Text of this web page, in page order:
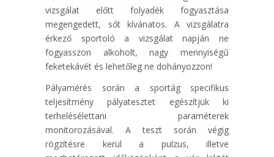
vizsgálat előtt folyadék fogyasztása
megengedett, sőt kívánatos. A vizsgálatra
érkező sportoló a vizsgálat napján ne
fogyasszon alkoholt, nagy mennyiségű
feketekávét és lehetőleg ne dohányozzon!
Pályamérés során a sportág specifikus
teljesítmény pályatesztet egészítjük ki
terhelésélettani paraméterek
monitorozásával. A teszt során végig
rögzítésre kerül a pulzus, illetve